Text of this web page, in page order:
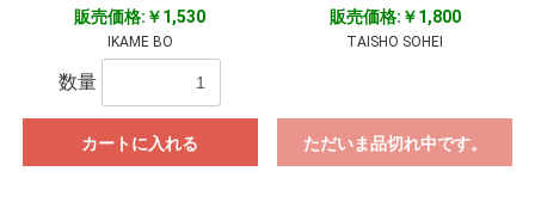
販売価格:￥1,530
IKAME BO
数量
カートに入れる
販売価格:￥1,800
TAISHO SOHEI
ただいま品切れ中です。